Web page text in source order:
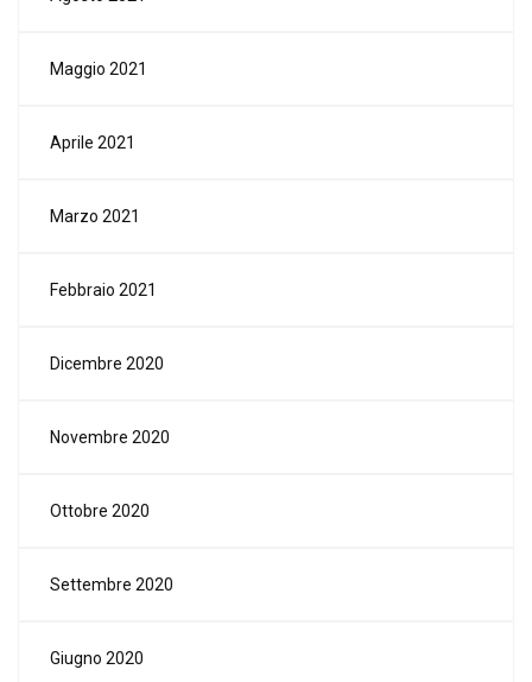
Maggio 2021
Aprile 2021
Marzo 2021
Febbraio 2021
Dicembre 2020
Novembre 2020
Ottobre 2020
Settembre 2020
Giugno 2020